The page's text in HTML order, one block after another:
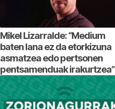
Mikel Lizarralde: “Medium
baten lana ez da etorkizuna
asmatzea edo pertsonen
pentsamenduak irakurtzea”